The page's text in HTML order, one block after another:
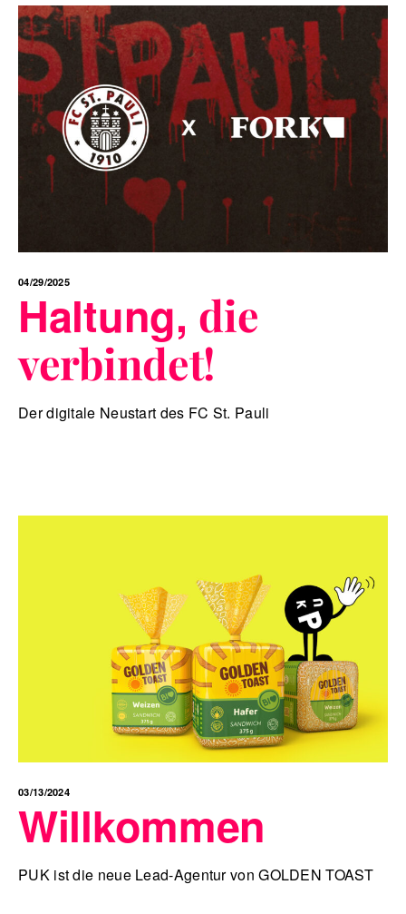
04/29/2025
Haltung, die
verbindet!
Der digitale Neustart des FC St. Pauli
03/13/2024
Willkommen
PUK ist die neue Lead-Agentur von GOLDEN TOAST